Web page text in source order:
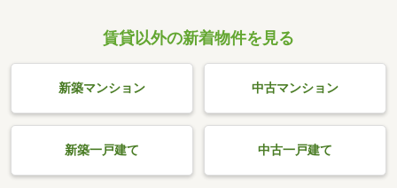
賃貸以外の新着物件を見る
新築マンション 中古マンション
新築一戸建て 中古一戸建て